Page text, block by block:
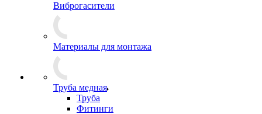
Виброгасители
Материалы для монтажа
Труба медная
Труба
Фитинги